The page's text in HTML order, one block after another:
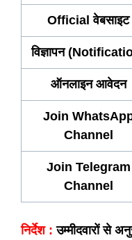
Official वेबसाइट
विज्ञापन
ऑनलाइन आवेदन
Join
Channel
Join Telegram
Channel
निर्देश : उम्मीदवारों से